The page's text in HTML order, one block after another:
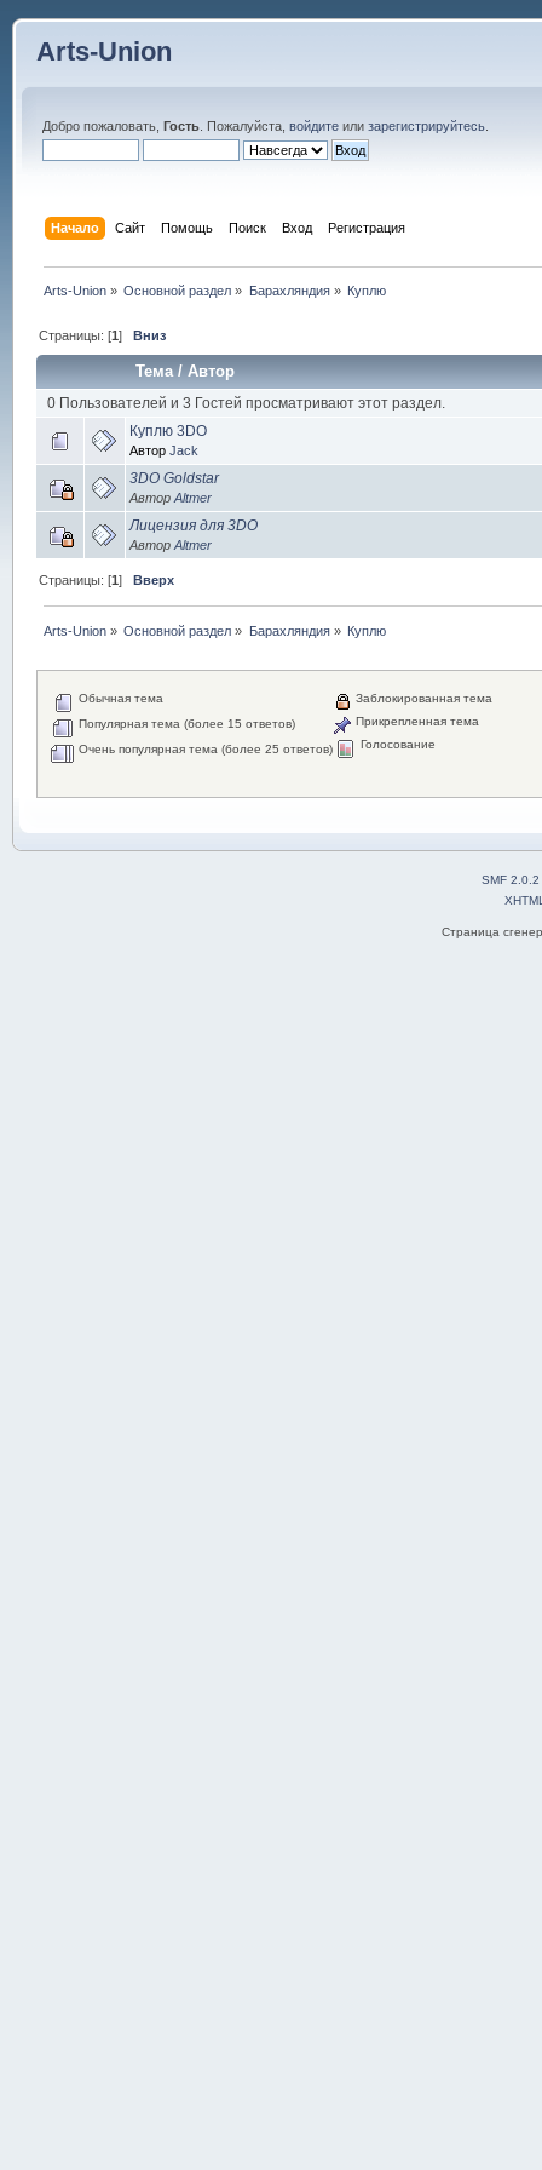
Arts-Union
Добро пожаловать, Гость. Пожалуйста, войдитеили зарегистрируйтесь.
Начало Сайт Помощь Поиск Вход Регистрация
Arts-Union » Основной раздел » Барахляндия» Куплю
Страницы: [1]Вниз
Тема/ Автор
0 Пользователей и 3 Гостей просматривают этот раздел.
Куплю 3DO
Автор Jack
3DO Goldstar
Автор Altmer
Лицензия для 3DO
Автор Altmer
Страницы: [1]Вверх
Arts-Union » Основной раздел » Барахляндия» Куплю
Обычная тема
Популярная тема (более 15 ответов)
Очень популярная тема (более 25 ответов)
Заблокированная тема
Прикрепленная тема
Голосование
SMF 2.0.2
Страница